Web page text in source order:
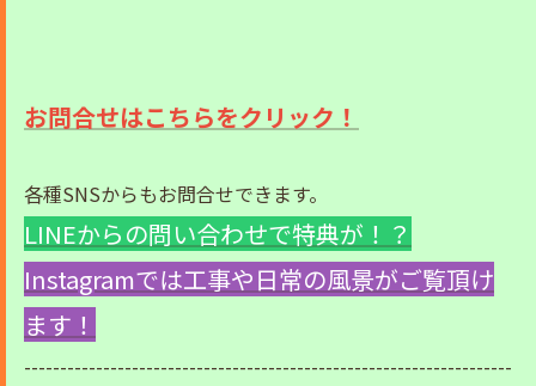
お問合せはこちらをクリック！
各種SNSからもお問合せできます。
LINEからの問い合わせで特典が！？
Instagramでは工事や日常の風景がご覧頂け
ます！
--------------------------------------------------------------------